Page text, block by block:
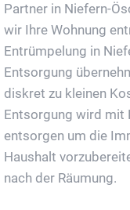
Partner in Niefern-
wir Ihre Wohnung
Entrümpelung in
Entsorgung
diskret zu kleinen
Entsorgung wird mit
entsorgen um die
Haushalt
nach der Räumung.